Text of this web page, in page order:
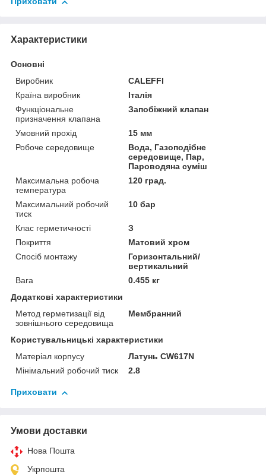
Характеристики
Основні
Виробник
CALEFFI
Країна виробник
Італія
Функціональне
призначення клапана
Запобіжний клапан
Умовний прохід
15 мм
Робоче середовище
Вода, Газоподібне
середовище, Пар,
Пароводяна суміш
Максимальна робоча
температура
120 град.
Максимальний робочий
тиск
10 бар
Клас герметичності
З
Покриття
Матовий хром
Спосіб монтажу
Горизонтальний/
вертикальний
Вага
0.455 кг
Додаткові характеристики
Метод герметизації від
зовнішнього середовища
Мембранний
Користувальницькі характеристики
Матеріал корпусу
Латунь CW617N
Мінімальний робочий тиск
2.8
Приховати
Умови доставки
Нова Пошта
Укрпошта